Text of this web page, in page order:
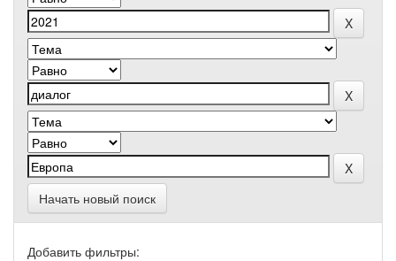
Начать новый поиск
Добавить фильтры: